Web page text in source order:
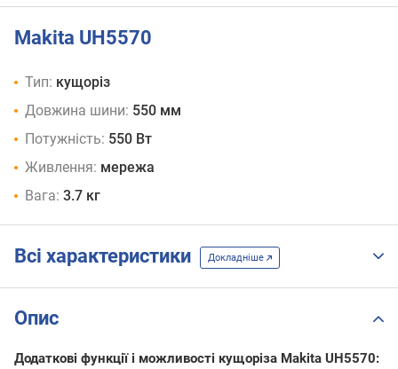
Makita UH5570
Тип: кущоріз
Довжина шини: 550 мм
Потужність: 550 Вт
Живлення: мережа
Вага: 3.7 кг
Всі характеристики Докладніше
Опис
Додаткові функції і можливості кущоріза Makita UH5570: